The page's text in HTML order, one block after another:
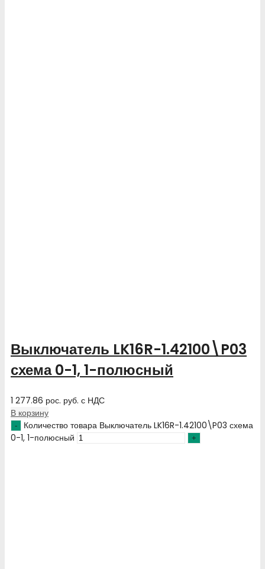
Выключатель LK16R-1.42100\P03
схема 0-1, 1-полюсный
1 277.86 рос. руб. с НДС
В корзину
Количество товара Выключатель LK16R-1.42100\P03 схема
0-1, 1-полюсный